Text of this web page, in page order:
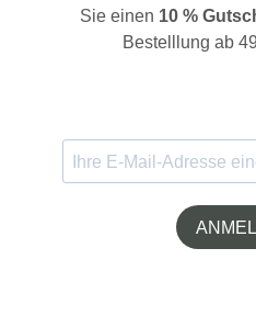
Sie einen 10 %
Bestelllung ab